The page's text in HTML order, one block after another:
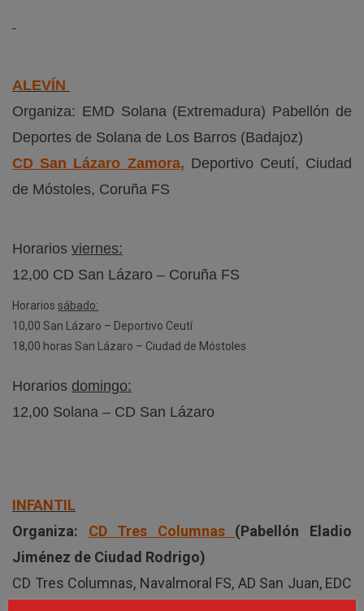
ALEVÍN
Organiza: EMD Solana (Extremadura) Pabellón de
Deportes de Solana de Los Barros (Badajoz)
CD San Lázaro Zamora, Deportivo Ceutí, Ciudad
de Móstoles, Coruña FS
Horarios viernes:
12,00 CD San Lázaro – Coruña FS
Horarios sábado:
10,00 San Lázaro – Deportivo Ceutí
18,00 horas San Lázaro – Ciudad de Móstoles
Horarios domingo:
12,00 Solana – CD San Lázaro
INFANTIL
Organiza: CD Tres Columnas (Pabellón Eladio
Jiménez de Ciudad Rodrigo)
CD Tres Columnas, Navalmoral FS, AD San Juan, EDC